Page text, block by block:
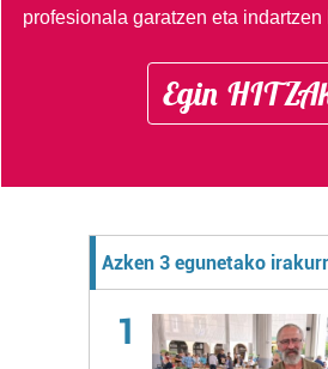
profesionala garatzen eta
Egin
Azken 3 egunetako
1